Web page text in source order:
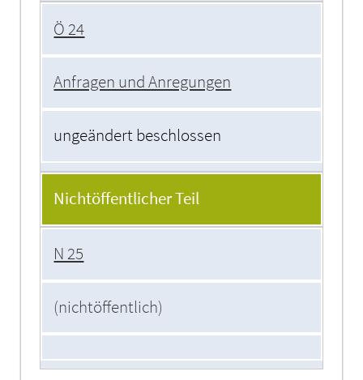
Ö 24
Anfragen und Anregungen
ungeändert beschlossen
Nichtöffentlicher Teil
N 25
(nichtöffentlich)